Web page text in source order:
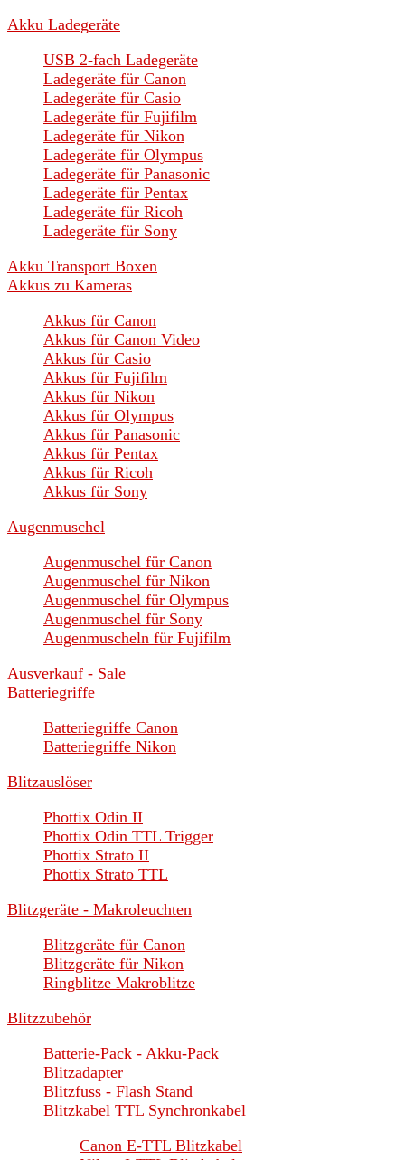
Akku Ladegeräte
USB 2-fach Ladegeräte
Ladegeräte für Canon
Ladegeräte für Casio
Ladegeräte für Fujifilm
Ladegeräte für Nikon
Ladegeräte für Olympus
Ladegeräte für Panasonic
Ladegeräte für Pentax
Ladegeräte für Ricoh
Ladegeräte für Sony
Akku Transport Boxen
Akkus zu Kameras
Akkus für Canon
Akkus für Canon Video
Akkus für Casio
Akkus für Fujifilm
Akkus für Nikon
Akkus für Olympus
Akkus für Panasonic
Akkus für Pentax
Akkus für Ricoh
Akkus für Sony
Augenmuschel
Augenmuschel für Canon
Augenmuschel für Nikon
Augenmuschel für Olympus
Augenmuschel für Sony
Augenmuscheln für Fujifilm
Ausverkauf - Sale
Batteriegriffe
Batteriegriffe Canon
Batteriegriffe Nikon
Blitzauslöser
Phottix Odin II
Phottix Odin TTL Trigger
Phottix Strato II
Phottix Strato TTL
Blitzgeräte - Makroleuchten
Blitzgeräte für Canon
Blitzgeräte für Nikon
Ringblitze Makroblitze
Blitzzubehör
Batterie-Pack - Akku-Pack
Blitzadapter
Blitzfuss - Flash Stand
Blitzkabel TTL Synchronkabel
Canon E-TTL Blitzkabel